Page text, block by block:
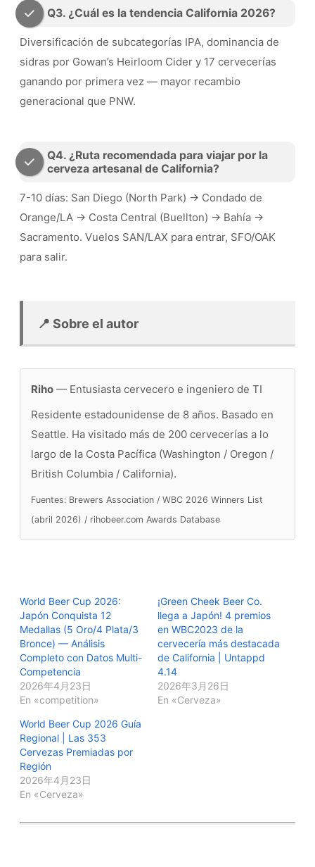
Q3. ¿Cuál es la tendencia California 2026?
Diversificación de subcategorías IPA, dominancia de
sidras por Gowan’s Heirloom Cider y 17 cervecerías
ganando por primera vez — mayor recambio
generacional que PNW.
Q4. ¿Ruta recomendada para viajar por la
cerveza artesanal de California?
7-10 días: San Diego (North Park) → Condado de
Orange/LA → Costa Central (Buellton) → Bahía →
Sacramento. Vuelos SAN/LAX para entrar, SFO/OAK
para salir.
📍 Sobre el autor
Riho — Entusiasta cervecero e ingeniero de TI
Residente estadounidense de 8 años. Basado en
Seattle. Ha visitado más de 200 cervecerías a lo
largo de la Costa Pacífica (Washington / Oregon /
British Columbia / California).
Fuentes: Brewers Association / WBC 2026 Winners List
(abril 2026) / rihobeer.com Awards Database
World Beer Cup 2026:
Japón Conquista 12
Medallas (5 Oro/4 Plata/3
Bronce) — Análisis
Completo con Datos Multi-
Competencia
2026年4月23日
En «competition»
¡Green Cheek Beer Co.
llega a Japón! 4 premios
en WBC2023 de la
cervecería más destacada
de California | Untappd
4.14
2026年3月26日
En «Cerveza»
World Beer Cup 2026 Guía
Regional | Las 353
Cervezas Premiadas por
Región
2026年4月23日
En «Cerveza»